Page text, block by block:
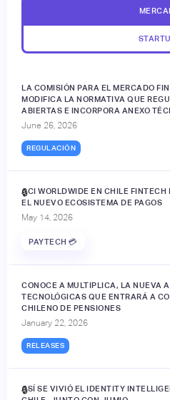
LA COMISIÓN PARA EL MERCADO
MODIFICA LA NORMATIVA QUE
ABIERTAS E INCORPORA ANEXO
June 26, 2026
REGULACIÓN
ACI WORLDWIDE EN CHILE
EL NUEVO ECOSISTEMA DE PAGOS
May 14, 2026
PAYTECH 💳
🔒
CONOCE A MULTIPLICA, LA NUEVA
TECNOLÓGICAS QUE ENTRARÁ A
CHILENO DE PENSIONES
January 22, 2026
RELEASES
ASÍ SE VIVIÓ EL IDENTITY
🔒